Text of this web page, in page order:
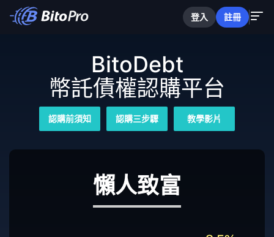
登入 註冊
BitoDebt
幣託債權認購平台
認購前須知 認購三步驟 教學影片
懶人致富